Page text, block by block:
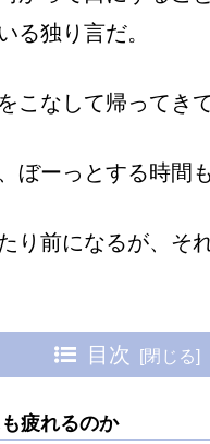
る独り言だ。
こなして帰ってき
ぼーっとする時間も
り前になるが、そ
目次
疲れるのか